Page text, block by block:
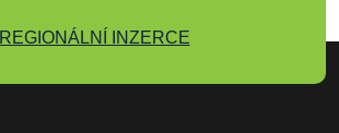
REGIONÁLNÍ INZERCE